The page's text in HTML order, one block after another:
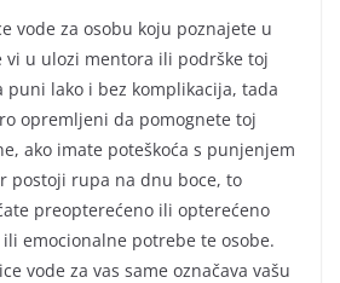
vode za osobu koju poznajete u
u ulozi mentora ili podrške toj
puni lako i bez komplikacija, tada
opremljeni da pomognete toj
ako imate poteškoća s punjenjem
postoji rupa na dnu boce, to
preopterećeno ili opterećeno
emocionalne potrebe te osobe.
vode za vas same označava vašu